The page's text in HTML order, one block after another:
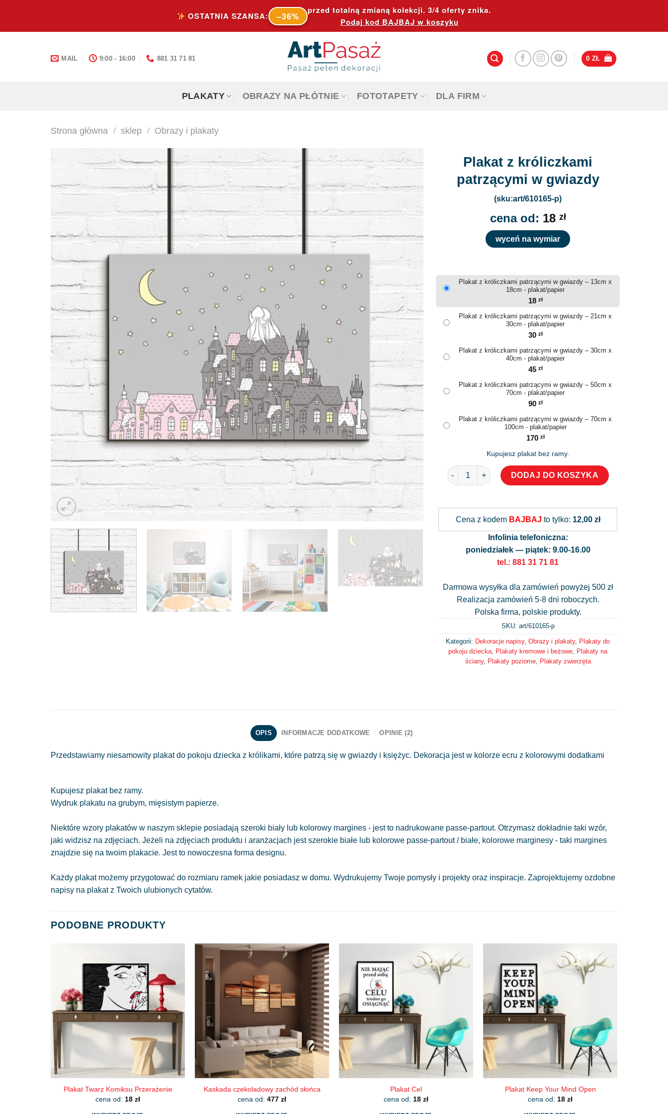
content
OSTATNIA SZANSA: –36%
przed totalną zmianą kolekcji. 3/4 oferty znika.
Podaj kod BAJBAJ w koszyku
MAIL 9:00 - 16:00 881 31 71 81 0 ZŁ
PLAKATY OBRAZY NA PŁÓTNIE FOTOTAPETY DLA FIRM
Strona główna / sklep / Obrazy i plakaty
Plakat z króliczkami
patrzącymi w gwiazdy
(sku:art/610165-p)
cena od: 18 zł
wyceń na wymiar
Plakat z króliczkami patrzącymi w gwiazdy – 13cm x
18cm - plakat/papier
18 zł
Plakat z króliczkami patrzącymi w gwiazdy – 21cm x
30cm - plakat/papier
30 zł
Plakat z króliczkami patrzącymi w gwiazdy – 30cm x
40cm - plakat/papier
45 zł
Plakat z króliczkami patrzącymi w gwiazdy – 50cm x
70cm - plakat/papier
90 zł
Plakat z króliczkami patrzącymi w gwiazdy – 70cm x
100cm - plakat/papier
170 zł
Kupujesz plakat bez ramy.
ilość Plakat z króliczkami patrzącymi w gwiazdy
DODAJ DO KOSZYKA
Cena z kodem BAJBAJ to tylko: 12,00 zł
Infolinia telefoniczna:
poniedziałek — piątek: 9.00-16.00
tel.: 881 31 71 81
Darmowa wysyłka dla zamówień powyżej 500 zł
Realizacja zamówień 5-8 dni roboczych.
Polska firma, polskie produkty.
SKU: art/610165-p
Kategorii: Dekoracje napisy, Obrazy i plakaty, Plakaty do
pokoju dziecka Plakaty kremowe i beżowe Plakaty na
ściany, Plakaty poziome, Plakaty zwierzęta
OPIS INFORMACJE DODATKOWE OPINIE (2)
Przedstawiamy niesamowity plakat do pokoju dziecka z królikami, które patrzą się w gwiazdy i księżyc. Dekoracja jest w kolorze ecru z kolorowymi dodatkami
Kupujesz plakat bez ramy.
Wydruk plakatu na grubym, mięsistym papierze.
Niektóre wzory plakatów w naszym sklepie posiadają szeroki biały lub kolorowy margines - jest to nadrukowane passe-partout. Otrzymasz dokładnie taki wzór,
jaki widzisz na zdjęciach. Jeżeli na zdjęciach produktu i aranżacjach jest szerokie białe lub kolorowe passe-partout / białe, kolorowe marginesy - taki margines
znajdzie się na twoim plakacie. Jest to nowoczesna forma designu.
Każdy plakat możemy przygotować do rozmiaru ramek jakie posiadasz w domu. Wydrukujemy Twoje pomysły i projekty oraz inspiracje. Zaprojektujemy ozdobne
napisy na plakat z Twoich ulubionych cytatów.
PODOBNE PRODUKTY
Plakat Twarz Komiksu Przerażenie
cena od: 18 zł
Kaskada czekoladowy zachód słońca
cena od: 477 zł
Plakat Cel
cena od: 18 zł
Plakat Keep Your Mind Open
cena od: 18 zł